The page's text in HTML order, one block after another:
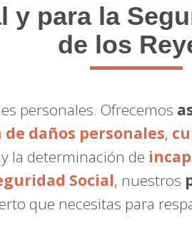
y para la
de los
personales. Ofrecemos
daños personales,
y la determinación de
Social, nuestros
que necesitas para